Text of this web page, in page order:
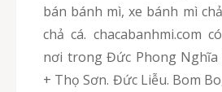
bán bánh mì, xe bánh mì
chả cá. chacabanhmi.com
nơi trong Đức Phong
+ Thọ Sơn. Đức Liễu. Bom